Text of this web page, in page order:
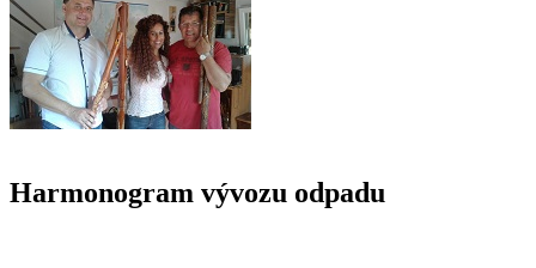
Harmonogram vývozu odpadu